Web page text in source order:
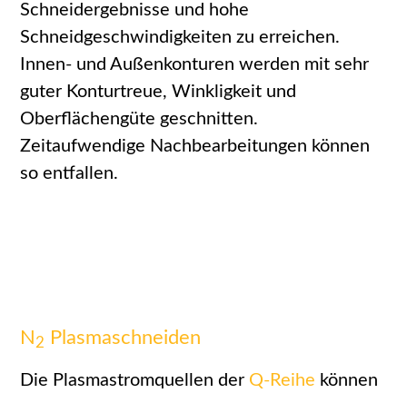
Schneidergebnisse und hohe
Schneidgeschwindigkeiten zu erreichen.
Innen- und Außenkonturen werden mit sehr
guter Konturtreue, Winkligkeit und
Oberflächengüte geschnitten.
Zeitaufwendige Nachbearbeitungen können
so entfallen.
N 2 Plasmaschneiden
Die Plasmastromquellen der Q-Reihe können